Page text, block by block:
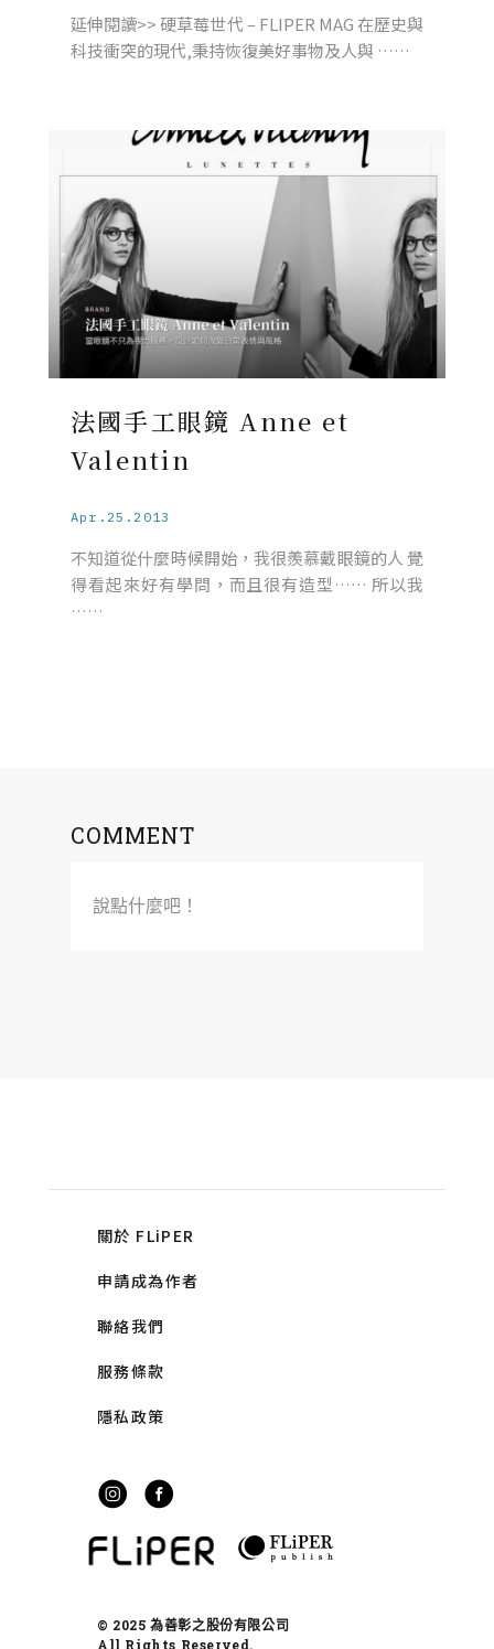
延伸閱讀>> 硬草莓世代 – FLIPER MAG 在歷史與
科技衝突的現代,秉持恢復美好事物及人與 ……
法國手工眼鏡 Anne et
Valentin
Apr.25.2013
不知道從什麼時候開始，我很羨慕戴眼鏡的人 覺
得看起來好有學問，而且很有造型…… 所以我
……
COMMENT
說點什麼吧！
關於 FLiPER
申請成為作者
聯絡我們
服務條款
隱私政策
© 2025 為善彰之股份有限公司
All Rights Reserved.